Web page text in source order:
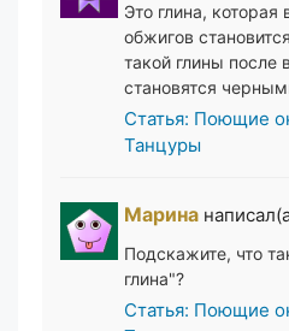
Это глина, которая
обжигов
такой глины после
становятся
Статья: Поющие
Танцуры
Марина
Подскажите, что
глина"?
Статья: Поющие